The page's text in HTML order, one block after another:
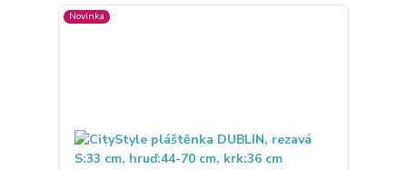
Novinka